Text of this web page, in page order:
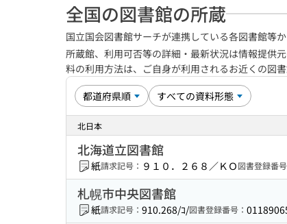
全国の図書館の所蔵
国立国会図書館サーチが連携している各図書館等
所蔵館、利用可否等の詳細・最新状況は情報提供
料の利用方法は、ご自身が利用されるお近くの図
北日本
北海道立図書館
紙請求記号： ９１０．２６８／ＫＯ図書登録番号
札幌市中央図書館
紙請求記号： 910.268/ｺ/図書登録番号：